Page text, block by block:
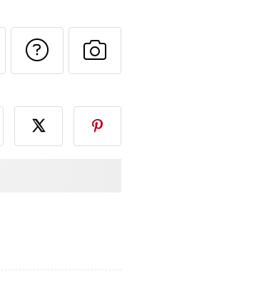
cette recette à un ami
Imprimer cette page
Poser une
Publier votre